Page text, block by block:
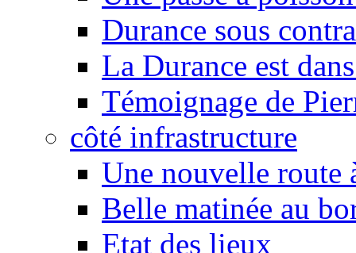
Durance sous
La Durance est
Témoignage de
côté infrastructure
Une nouvelle route
Belle matinée au
Etat des lieux